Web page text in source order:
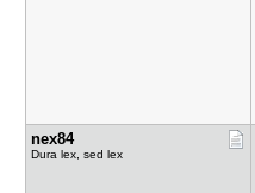
nex84
Dura lex, sed lex